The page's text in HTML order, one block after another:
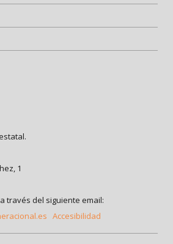
1
través del siguiente email:
Accesibilidad